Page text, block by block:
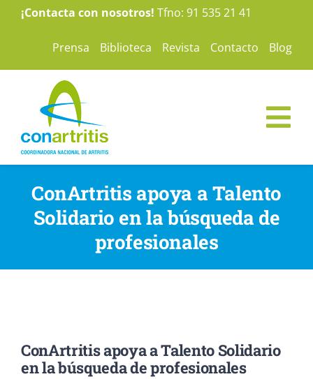
Saltar¡Contacta con nosotros! Tfno: 91 535 21 41
Prensa Biblioteca Revista Contacto Blog
La Artritis
Noticias
ConArtritis apoya a Talento
Solidario en la búsqueda de
profesionales
ConArtritis apoya a Talento Solidario
en la búsqueda de profesionales